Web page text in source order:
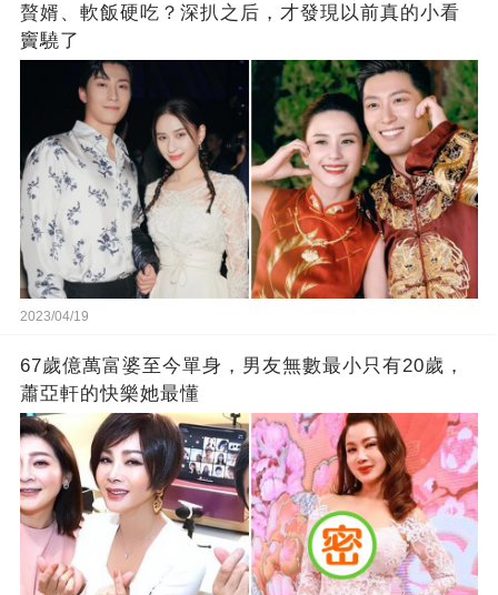
贅婿、軟飯硬吃？深扒之后，才發現以前真的小看
竇驍了
2023/04/19
67歲億萬富婆至今單身，男友無數最小只有20歲，
蕭亞軒的快樂她最懂